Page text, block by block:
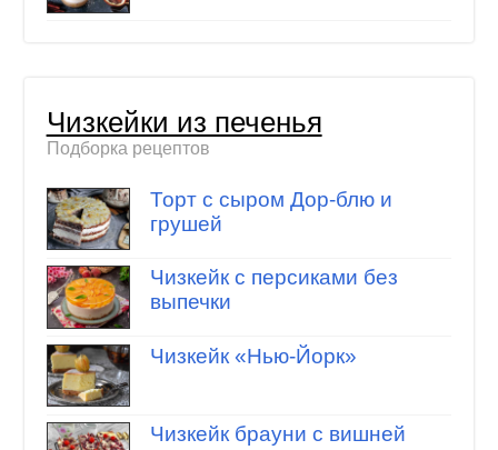
Чизкейки из печенья
Подборка рецептов
Торт с сыром Дор-блю и
грушей
Чизкейк с персиками без
выпечки
Чизкейк «Нью-Йорк»
Чизкейк брауни с вишней